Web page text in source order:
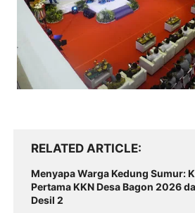
RELATED ARTICLE
Menyapa Warga Kedung Sumur:
Pertama KKN Desa Bagon 2026
Desil 2